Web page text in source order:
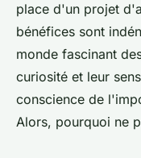
place d'un projet
bénéfices sont
monde fascinant
curiosité et leur
conscience de
Alors, pourquoi ne